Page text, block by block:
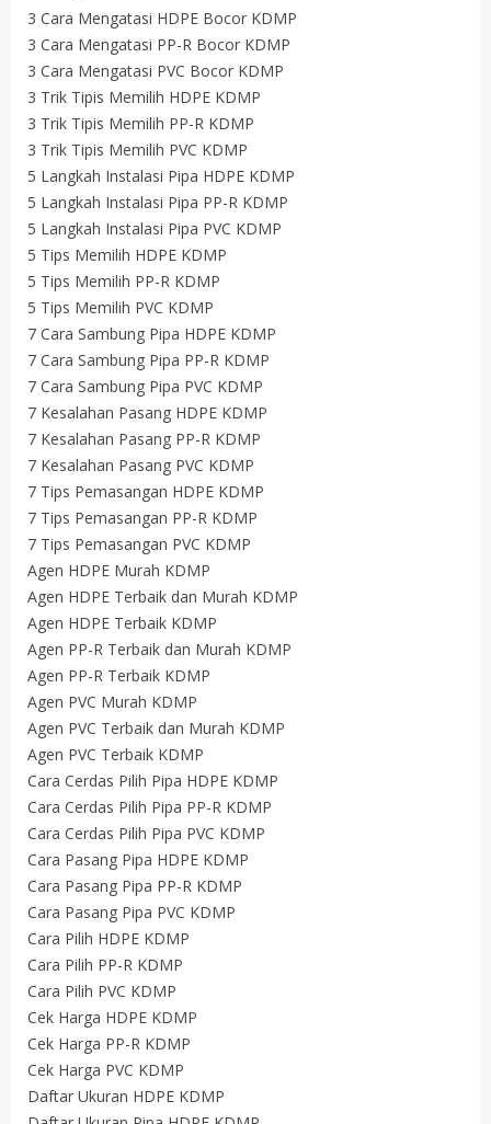
3 Cara Mengatasi HDPE Bocor KDMP
3 Cara Mengatasi PP-R Bocor KDMP
3 Cara Mengatasi PVC Bocor KDMP
3 Trik Tipis Memilih HDPE KDMP
3 Trik Tipis Memilih PP-R KDMP
3 Trik Tipis Memilih PVC KDMP
5 Langkah Instalasi Pipa HDPE KDMP
5 Langkah Instalasi Pipa PP-R KDMP
5 Langkah Instalasi Pipa PVC KDMP
5 Tips Memilih HDPE KDMP
5 Tips Memilih PP-R KDMP
5 Tips Memilih PVC KDMP
7 Cara Sambung Pipa HDPE KDMP
7 Cara Sambung Pipa PP-R KDMP
7 Cara Sambung Pipa PVC KDMP
7 Kesalahan Pasang HDPE KDMP
7 Kesalahan Pasang PP-R KDMP
7 Kesalahan Pasang PVC KDMP
7 Tips Pemasangan HDPE KDMP
7 Tips Pemasangan PP-R KDMP
7 Tips Pemasangan PVC KDMP
Agen HDPE Murah KDMP
Agen HDPE Terbaik dan Murah KDMP
Agen HDPE Terbaik KDMP
Agen PP-R Terbaik dan Murah KDMP
Agen PP-R Terbaik KDMP
Agen PVC Murah KDMP
Agen PVC Terbaik dan Murah KDMP
Agen PVC Terbaik KDMP
Cara Cerdas Pilih Pipa HDPE KDMP
Cara Cerdas Pilih Pipa PP-R KDMP
Cara Cerdas Pilih Pipa PVC KDMP
Cara Pasang Pipa HDPE KDMP
Cara Pasang Pipa PP-R KDMP
Cara Pasang Pipa PVC KDMP
Cara Pilih HDPE KDMP
Cara Pilih PP-R KDMP
Cara Pilih PVC KDMP
Cek Harga HDPE KDMP
Cek Harga PP-R KDMP
Cek Harga PVC KDMP
Daftar Ukuran HDPE KDMP